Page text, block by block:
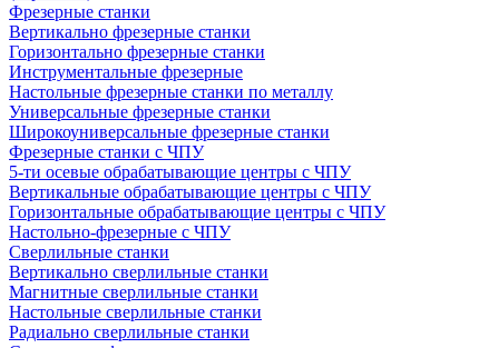
Фрезерные станки
Вертикально фрезерные станки
Горизонтально фрезерные станки
Инструментальные фрезерные
Настольные фрезерные станки по металлу
Универсальные фрезерные станки
Широкоуниверсальные фрезерные станки
Фрезерные станки с ЧПУ
5-ти осевые обрабатывающие центры с ЧПУ
Вертикальные обрабатывающие центры с ЧПУ
Горизонтальные обрабатывающие центры с ЧПУ
Настольно-фрезерные с ЧПУ
Сверлильные станки
Вертикально сверлильные станки
Магнитные сверлильные станки
Настольные сверлильные станки
Радиально сверлильные станки